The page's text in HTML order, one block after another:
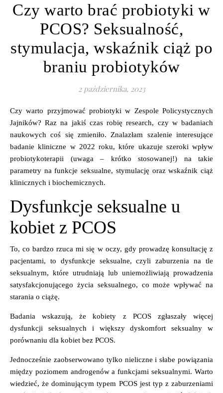
Czy warto brać probiotyki w
PCOS? Seksualność,
stymulacja, wskaźnik ciąż po
braniu probiotyków
2 października, 2023
Czy warto przyjmować probiotyki w Zespole Policystycznych
Jajników? Raz na jakiś czas robię research, czy w badaniach
naukowych coś się zmieniło. Znalazłam szalenie interesujące
badanie kliniczne w 2022 roku, które ukazuje szeroki wpływ
probiotykoterapii (uwaga – krótko stosowanej!) na takie
parametry na funkcje seksualne, stymulację oraz wskaźnik ciąż
klinicznych i biochemicznych.
Dysfunkcje seksualne u
kobiet z PCOS
To, co bardzo rzuca mi się w oczy, gdy prowadzę konsultację z
pacjentami, to dysfunkcje seksualne, czyli zaburzenia na tle
seksualnym, które utrudniają lub uniemożliwiają prowadzenia
satysfakcjonującego życia seksualnego, co może wpływać na
starania o ciążę.
Badania wskazują, że kobiety z PCOS zgłaszały więcej
dysfunkcji seksualnych i większy dyskomfort seksualny w
porównaniu dla kobiet bez PCOS.
Jednocześnie zaobserwowano tylko nieliczne i słabe powiązania
między poziomem androgenów a funkcjami seksualnymi. Warto
wiedzieć, że dominującym typem PCOS jest typ z zaburzeniami